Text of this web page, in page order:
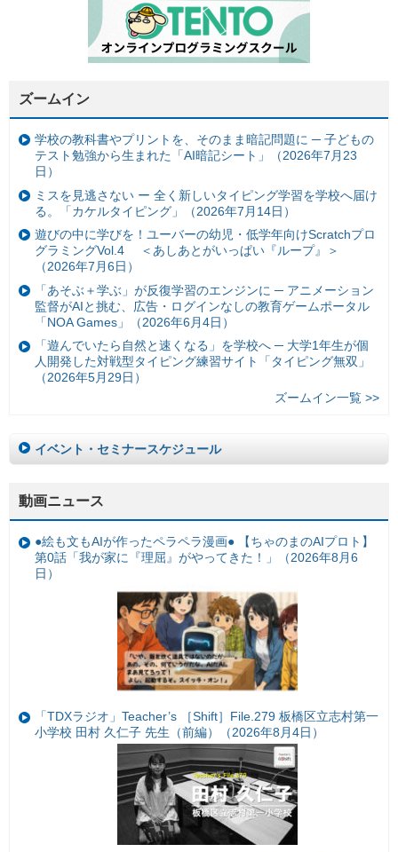
ズームイン
学校の教科書やプリントを、そのまま暗記問題に ─ 子どもの
テスト勉強から生まれた「AI暗記シート」（2026年7月23
日）
ミスを見逃さない ー 全く新しいタイピング学習を学校へ届け
る。「カケルタイピング」（2026年7月14日）
遊びの中に学びを！ユーバーの幼児・低学年向けScratchプロ
グラミングVol.4 ＜あしあとがいっぱい『ループ』＞
（2026年7月6日）
「あそぶ＋学ぶ」が反復学習のエンジンに ─ アニメーション
監督がAIと挑む、広告・ログインなしの教育ゲームポータル
「NOA Games」（2026年6月4日）
「遊んでいたら自然と速くなる」を学校へ ─ 大学1年生が個
人開発した対戦型タイピング練習サイト「タイピング無双」
（2026年5月29日）
ズームイン一覧 >>
イベント・セミナースケジュール
動画ニュース
●絵も文もAIが作ったペラペラ漫画● 【ちゃのまのAIプロト】
第0話「我が家に『理屈』がやってきた！」（2026年8月6
日）
「TDXラジオ」Teacher’s ［Shift］File.279 板橋区立志村第一
小学校 田村 久仁子 先生（前編）（2026年8月4日）